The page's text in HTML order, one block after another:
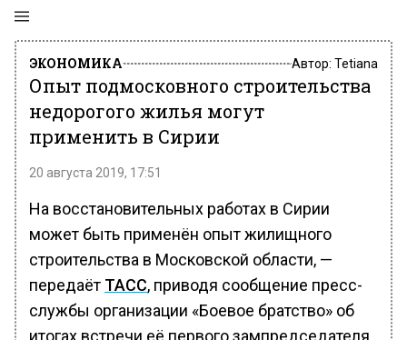
ЭКОНОМИКА Автор: Tetiana
Опыт подмосковного строительства
недорогого жилья могут
применить в Сирии
20 августа 2019, 17:51
На восстановительных работах в Сирии
может быть применён опыт жилищного
строительства в Московской области, —
передаёт ТАСС, приводя сообщение пресс-
службы организации «Боевое братство» об
итогах встречи её первого зампредседателя